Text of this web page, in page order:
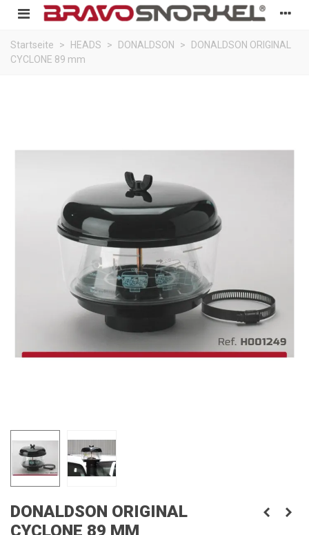
Startseite > HEADS > DONALDSON >
DONALDSON ORIGINAL
CYCLONE 89 mm
DONALDSON ORIGINAL
CYCLONE 89 MM